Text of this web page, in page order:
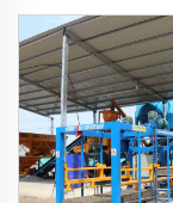
ク製造機